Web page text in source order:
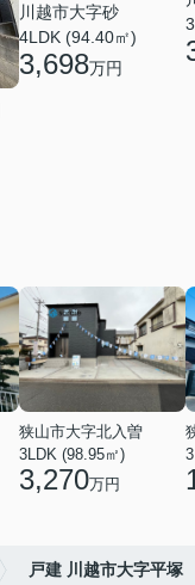
川越市大字砂
4LDK (94.40㎡)
3,698万円
狭山市大字北入曽
3LDK (98.95㎡)
3,270万円
戸建 川越市大字平塚